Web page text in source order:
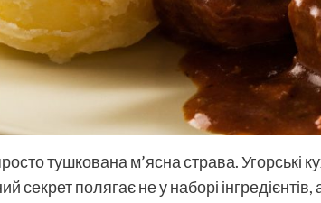
тушкована м’ясна страва. Угорські
секрет полягає не у наборі